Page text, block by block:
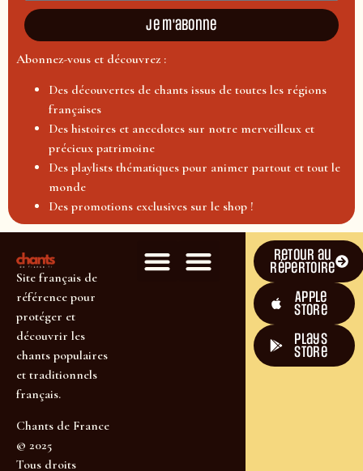
Je m'abonne
Abonnez-vous et découvrez :
Des découvertes de chants issus de toutes les régions
françaises
Des histoires et anecdotes sur notre merveilleux et
précieux patrimoine
Des playlists thématiques pour animer partout et tout le
monde
Des promotions exclusives sur le shop !
Site français de
référence pour
protéger et
découvrir les
chants populaires
et traditionnels
français.
Chants de France
© 2025
Tous droits
Retour au
répertoire
Apple
Store
plays
store